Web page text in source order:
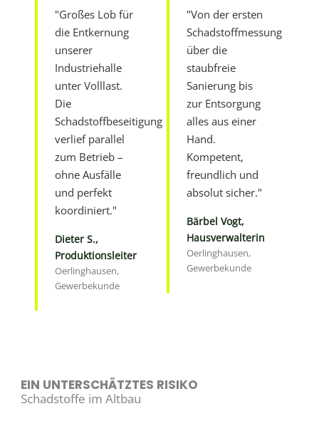
"Großes Lob für
die Entkernung
unserer
Industriehalle
unter Volllast.
Die
Schadstoffbeseitigung
verlief parallel
zum Betrieb –
ohne Ausfälle
und perfekt
koordiniert."
Dieter S.,
Produktionsleiter
Oerlinghausen,
Gewerbekunde
"Von der ersten
Schadstoffmessung
über die
staubfreie
Sanierung bis
zur Entsorgung
alles aus einer
Hand.
Kompetent,
freundlich und
absolut sicher."
Bärbel Vogt,
Hausverwalterin
Oerlinghausen,
Gewerbekunde
EIN UNTERSCHÄTZTES RISIKO
Schadstoffe im Altbau